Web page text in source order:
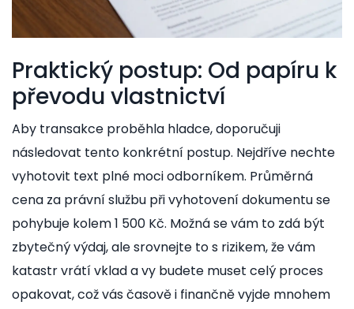
Praktický postup: Od papíru k
převodu vlastnictví
Aby transakce proběhla hladce, doporučuji
následovat tento konkrétní postup. Nejdříve nechte
vyhotovit text plné moci odborníkem. Průměrná
cena za právní službu při vyhotovení dokumentu se
pohybuje kolem 1 500 Kč. Možná se vám to zdá být
zbytečný výdaj, ale srovnejte to s rizikem, že vám
katastr vrátí vklad a vy budete muset celý proces
opakovat, což vás časově i finančně vyjde mnohem